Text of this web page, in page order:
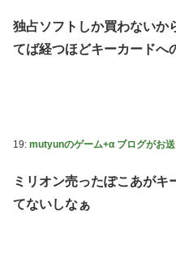
独占ソフトしか買わないか
てば経つほどキーカードへ
19: mutyunのゲーム+α ブログがお送
ミリオン売ったぽこあがキ
てないしなぁ